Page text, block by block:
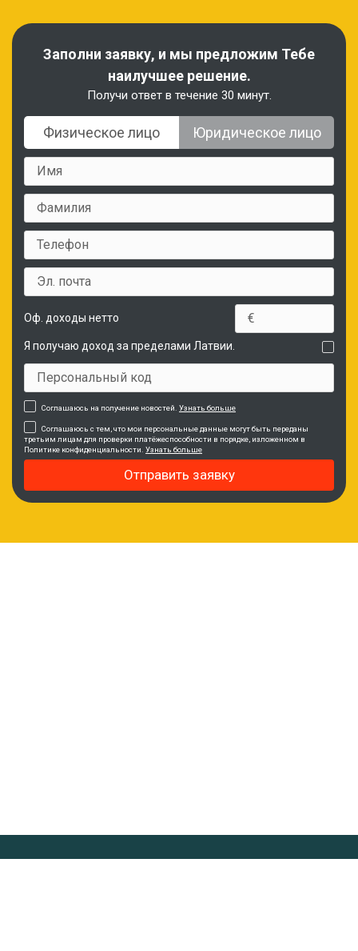
Заполни заявку, и мы предложим Тебе
наилучшее решение.
Получи ответ в течение 30 минут.
Физическое лицо Юридическое лицо
Оф. доходы нетто
Я получаю доход за пределами Латвии.
Соглашаюсь на получение новостей. Узнать больше
Соглашаюсь с тем, что мои персональные данные могут быть переданы
третьим лицам для проверки платёжеспособности в порядке, изложенном в
Политике конфиденциальности. Узнать больше
Отправить заявку